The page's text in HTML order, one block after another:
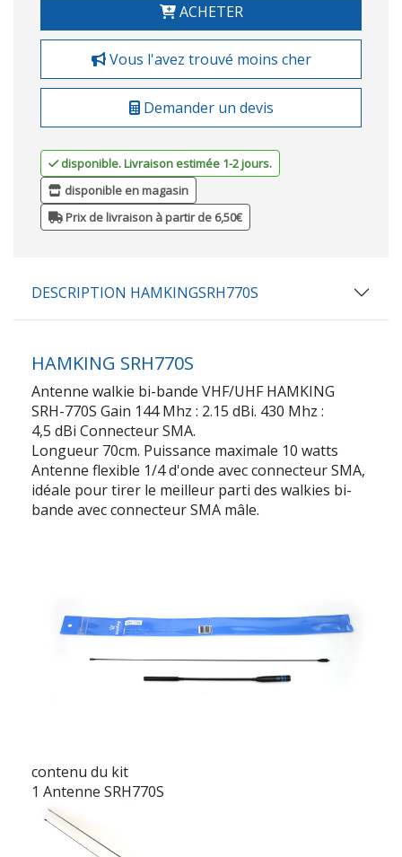
ACHETER
Vous l'avez trouvé moins cher
Demander un devis
disponible. Livraison estimée 1-2 jours.
disponible en magasin
Prix de livraison à partir de 6,50€
DESCRIPTION HAMKINGSRH770S
HAMKING SRH770S
Antenne walkie bi-bande VHF/UHF HAMKING
SRH-770S Gain 144 Mhz : 2.15 dBi. 430 Mhz :
4,5 dBi Connecteur SMA.
Longueur 70cm. Puissance maximale 10 watts
Antenne flexible 1/4 d'onde avec connecteur SMA,
idéale pour tirer le meilleur parti des walkies bi-
bande avec connecteur SMA mâle.
contenu du kit
1 Antenne SRH770S